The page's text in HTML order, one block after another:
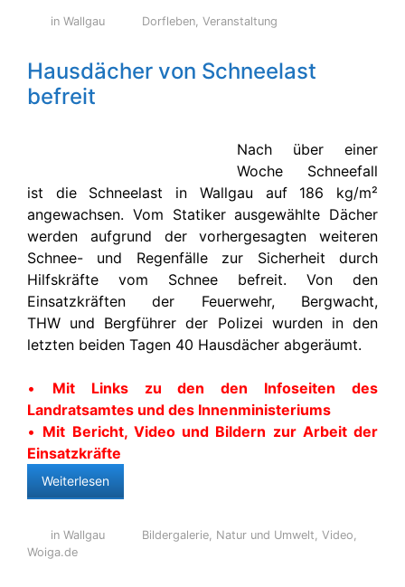
in Wallgau Dorfleben,Veranstaltung
Hausdächer von Schneelast
befreit
Nach über einer
Woche Schneefall
ist die Schneelast in Wallgau auf 186 kg/m²
angewachsen. Vom Statiker ausgewählte Dächer
werden aufgrund der vorhergesagten weiteren
Schnee- und Regenfälle zur Sicherheit durch
Hilfskräfte vom Schnee befreit. Von den
Einsatzkräften der Feuerwehr, Bergwacht,
THW und Bergführer der Polizei wurden in den
letzten beiden Tagen 40 Hausdächer abgeräumt.
• Mit Links zu den den Infoseiten des
Landratsamtes und des Innenministeriums
• Mit Bericht, Video und Bildern zur Arbeit der
Einsatzkräfte
Weiterlesen
in Wallgau Bildergalerie, Natur und Umwelt,Video,
Woiga.de